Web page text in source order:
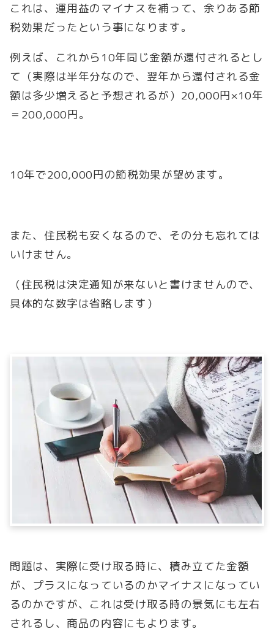
これは、運用益のマイナスを補って、余りある節
税効果だったという事になります。
例えば、これから10年同じ金額が還付されるとし
て（実際は半年分なので、翌年から還付される金
額は多少増えると予想されるが）20,000円×10年
＝200,000円。
10年で200,000円の節税効果が望めます。
また、住民税も安くなるので、その分も忘れては
いけません。
（住民税は決定通知が来ないと書けませんので、
具体的な数字は省略します）
問題は、実際に受け取る時に、積み立てた金額
が、プラスになっているのかマイナスになってい
るのかですが、これは受け取る時の景気にも左右
されるし、商品の内容にもよります。